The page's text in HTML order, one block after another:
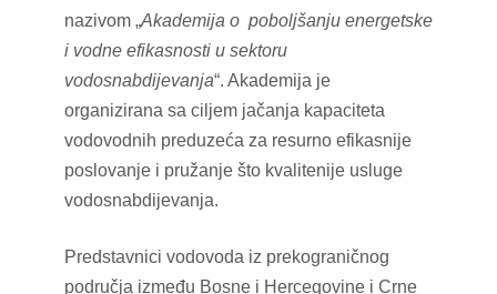
nazivom „Akademija o poboljšanju energetske
i vodne efikasnosti u sektoru
vodosnabdijevanja“. Akademija je
organizirana sa ciljem jačanja kapaciteta
vodovodnih preduzeća za resurno efikasnije
poslovanje i pružanje što kvalitenije usluge
vodosnabdijevanja.
Predstavnici vodovoda iz prekograničnog
područja između Bosne i Hercegovine i Crne